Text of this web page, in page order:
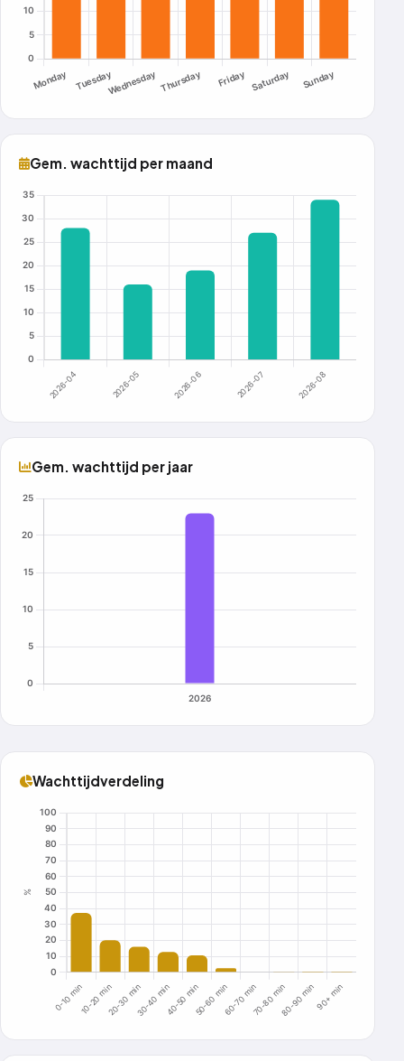
Gem. wachttijd per maand
Gem. wachttijd per jaar
Wachttijdverdeling